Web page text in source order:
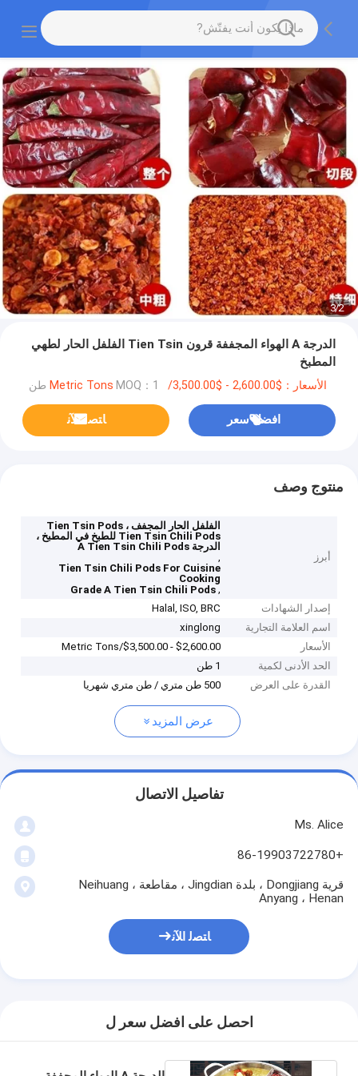
2
/
3
الدرجة A الهواء المجففة قرون Tien Tsin الفلفل الحار لطهي
المطبخ
الأسعار：$2,600.00 - $3,500.00/Metric Tons MOQ：1 طن
افضل سعر ﺎﺘﺼﻟ ﺍﻶﻧ
منتوج وصف
أبرز
الفلفل الحار المجفف Tien Tsin Pods ،
Tien Tsin Chili Pods للطبخ في المطبخ ،
الدرجة A Tien Tsin Chili Pods
,
Tien Tsin Chili Pods For Cuisine
Cooking
,
Grade A Tien Tsin Chili Pods
إصدار الشهادات
Halal, ISO, BRC
اسم العلامة التجارية
xinglong
الأسعار
$2,600.00 - $3,500.00/Metric Tons
الحد الأدنى لكمية
1 طن
القدرة على العرض
500 طن متري / طن متري شهريا
عرض المزيد
تفاصيل الاتصال
Ms. Alice
+86-19903722780
قرية Dongjiang ، بلدة Jingdian ، مقاطعة Neihuang ،
Anyang ، Henan
ﺎﺘﺼﻟ ﺍﻶﻧ
احصل على افضل سعر ل